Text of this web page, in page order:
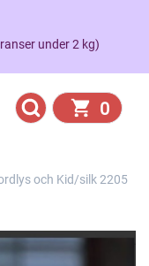
under 2 kg)
0
och Kid/silk 2205